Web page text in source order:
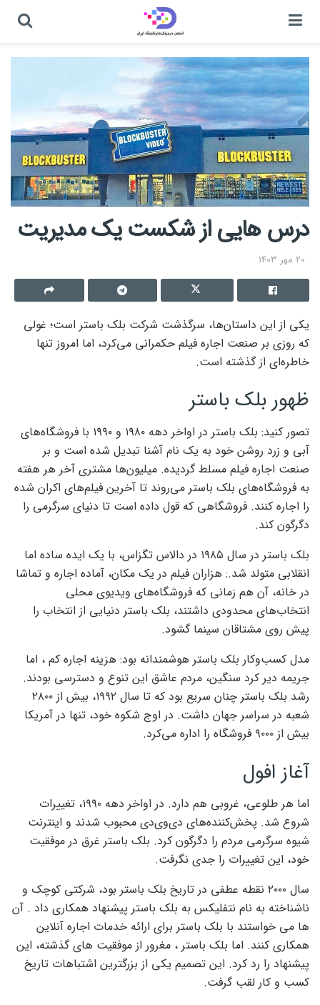
درس هایی از شکست یک مدیریت
20 مهر 1403
یکی از این داستان‌ها، سرگذشت شرکت بلک باستر است؛ غولی
که روزی بر صنعت اجاره فیلم حکمرانی می‌کرد، اما امروز تنها
خاطره‌ای از گذشته است.
ظهور بلک باستر
تصور کنید: بلک باستر در اواخر دهه ۱۹۸۰ و ۱۹۹۰ با فروشگاه‌های
آبی و زرد روشن خود به یک نام آشنا تبدیل شده است و بر
صنعت اجاره فیلم مسلط گردیده. میلیون‌ها مشتری آخر هر هفته
به فروشگاه‌های بلک باستر می‌روند تا آخرین فیلم‌های اکران شده
را اجاره کنند. فروشگاهی که قول داده است تا دنیای سرگرمی را
دگرگون کند.
بلک باستر در سال ۱۹۸۵ در دالاس تگزاس، با یک ایده ساده اما
انقلابی متولد شد.: هزاران فیلم در یک مکان، آماده اجاره و تماشا
در خانه، آن هم زمانی که فروشگاه‌های ویدیوی محلی
انتخاب‌های محدودی داشتند، بلک باستر دنیایی از انتخاب را
پیش روی مشتاقان سینما گشود.
مدل کسب‌وکار بلک باستر هوشمندانه بود: هزینه اجاره کم ، اما
جریمه دیر کرد سنگین، مردم عاشق این تنوع و دسترسی بودند.
رشد بلک باستر چنان سریع بود که تا سال ۱۹۹۲، بیش از ۲۸۰۰
شعبه در سراسر جهان داشت. در اوج شکوه خود، تنها در آمریکا
بیش از ۹۰۰۰ فروشگاه را اداره می‌کرد.
آغاز افول
اما هر طلوعی، غروبی هم دارد. در اواخر دهه ۱۹۹۰، تغییرات
شروع شد. پخش‌کننده‌های دی‌وی‌دی محبوب شدند و اینترنت
شیوه سرگرمی مردم را دگرگون کرد. بلک باستر غرق در موفقیت
خود، این تغییرات را جدی نگرفت.
سال ۲۰۰۰ نقطه عطفی در تاریخ بلک باستر بود، شرکتی کوچک و
ناشناخته به نام نتفلیکس به بلک باستر پیشنهاد همکاری داد . آن
ها می خواستند با بلک باستر برای ارائه خدمات اجاره آنلاین
همکاری کنند. اما بلک باستر ، مغرور از موفقیت های گذشته، این
پیشنهاد را رد کرد. این تصمیم یکی از بزرگترین اشتباهات تاریخ
کسب و کار لقب گرفت.